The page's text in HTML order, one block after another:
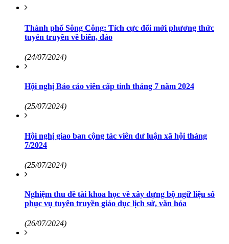
Thành phố Sông Công: Tích cực đổi mới phương thức
tuyên truyền về biển, đảo
(24/07/2024)
Hội nghị Báo cáo viên cấp tỉnh tháng 7 năm 2024
(25/07/2024)
Hội nghị giao ban cộng tác viên dư luận xã hội tháng
7/2024
(25/07/2024)
Nghiệm thu đề tài khoa học về xây dựng bộ ngữ liệu số
phục vụ tuyên truyền giáo dục lịch sử, văn hóa
(26/07/2024)